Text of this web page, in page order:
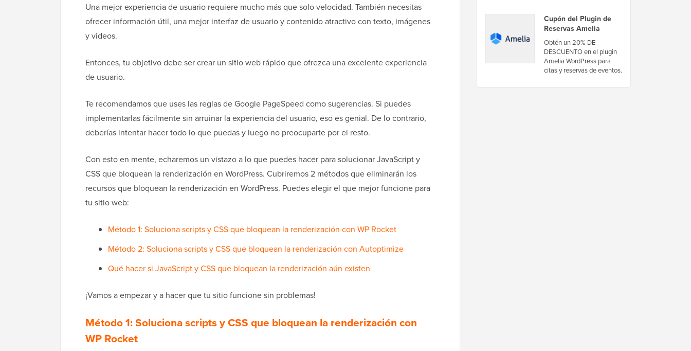
Una mejor experiencia de usuario requiere mucho más que solo velocidad. También necesitas
ofrecer información útil, una mejor interfaz de usuario y contenido atractivo con texto, imágenes
y videos.
Entonces, tu objetivo debe ser crear un sitio web rápido que ofrezca una excelente experiencia
de usuario.
Te recomendamos que uses las reglas de Google PageSpeed como sugerencias. Si puedes
implementarlas fácilmente sin arruinar la experiencia del usuario, eso es genial. De lo contrario,
deberías intentar hacer todo lo que puedas y luego no preocuparte por el resto.
Con esto en mente, echaremos un vistazo a lo que puedes hacer para solucionar JavaScript y
CSS que bloquean la renderización en WordPress. Cubriremos 2 métodos que eliminarán los
recursos que bloquean la renderización en WordPress. Puedes elegir el que mejor funcione para
tu sitio web:
Método 1: Soluciona scripts y CSS que bloquean la renderización con WP Rocket
Método 2: Soluciona scripts y CSS que bloquean la renderización con Autoptimize
Qué hacer si JavaScript y CSS que bloquean la renderización aún existen
¡Vamos a empezar y a hacer que tu sitio funcione sin problemas!
Método 1: Soluciona scripts y CSS que bloquean la renderización con
WP Rocket
Cupón del Plugin de
Reservas Amelia
Obtén un 20% DE
DESCUENTO en el plugin
Amelia WordPress para
citas y reservas de eventos.